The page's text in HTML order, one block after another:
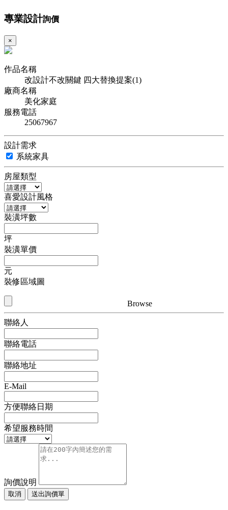
專業設計詢價
×
作品名稱
改設計不改關鍵 四大替換提案(1)
廠商名稱
美化家庭
服務電話
25067967
設計需求
系統家具
房屋類型
喜愛設計風格
裝潢坪數
坪
裝潢單價
元
裝修區域圖
Browse
聯絡人
聯絡電話
聯絡地址
E-Mail
方便聯絡日期
希望服務時間
詢價說明
取消 送出詢價單